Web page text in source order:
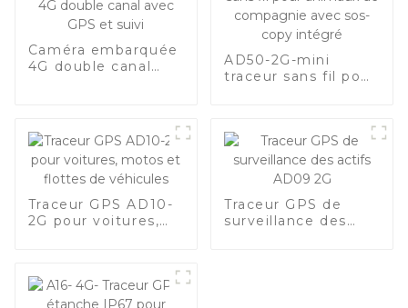
Caméra embarquée
4G double canal
AD50-2G-mini
traceur sans fil pour
Traceur GPS AD10-
2G pour voitures,
Traceur GPS de
surveillance des